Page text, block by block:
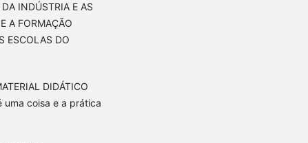
INDÚSTRIA E AS
A FORMAÇÃO
ESCOLAS DO
DIDÁTICO
uma coisa e a prática